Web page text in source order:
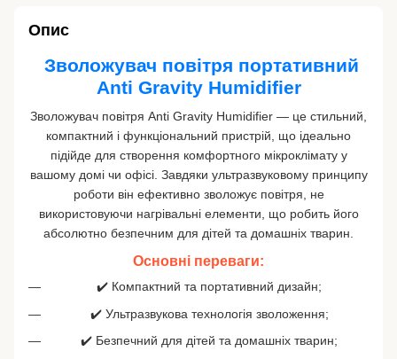
Опис
️ Зволожувач повітря портативний
Anti Gravity Humidifier
Зволожувач повітря Anti Gravity Humidifier — це стильний,
компактний і функціональний пристрій, що ідеально
підійде для створення комфортного мікроклімату у
вашому домі чи офісі. Завдяки ультразвуковому принципу
роботи він ефективно зволожує повітря, не
використовуючи нагрівальні елементи, що робить його
абсолютно безпечним для дітей та домашніх тварин.
Основні переваги:
✔️ Компактний та портативний дизайн;
✔️ Ультразвукова технологія зволоження;
✔️ Безпечний для дітей та домашніх тварин;